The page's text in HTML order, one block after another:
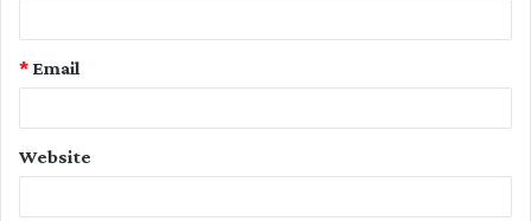
Email
*
Website